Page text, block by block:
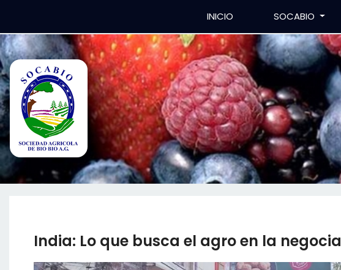
INICIO SOCABIO
India: Lo que busca el agro en la